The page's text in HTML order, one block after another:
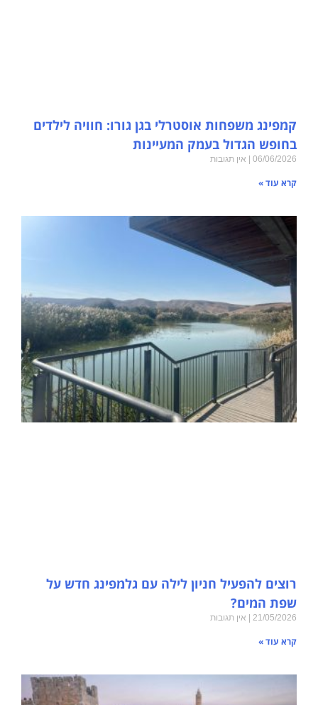
קמפינג משפחות אוסטרלי בגן גורו: חוויה לילדים
בחופש הגדול בעמק המעיינות
06/06/2026 אין תגובות
קרא עוד »
רוצים להפעיל חניון לילה עם גלמפינג חדש על
שפת המים?
21/05/2026 אין תגובות
קרא עוד »